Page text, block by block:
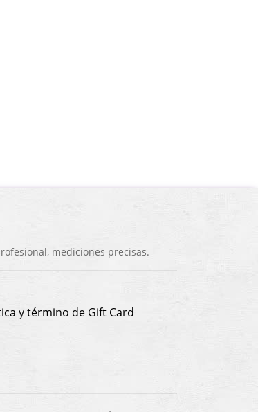
mediciones precisas.
y término de Gift Card